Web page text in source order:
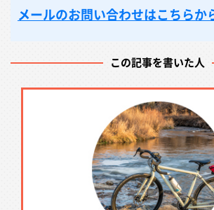
メールのお問い合わせはこちらか
この記事を書いた人